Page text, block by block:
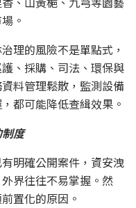
。
理的風險不是單點式，
、採購、司法、環保與
料管理鬆散，監測設備
都可能降低查緝效果。
度
明確公開案件，資安洩
界往往不易掌握。然
置化的原因。